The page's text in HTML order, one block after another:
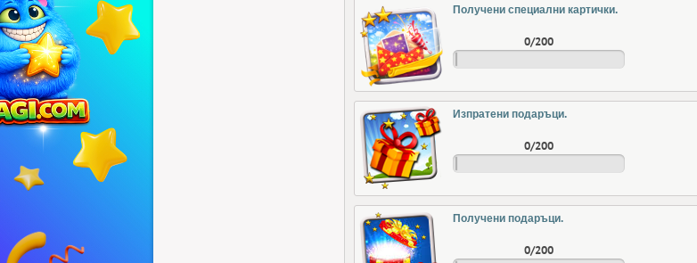
Получени специални картички.
0/200
Изпратени подаръци.
0/200
Получени подаръци.
0/200